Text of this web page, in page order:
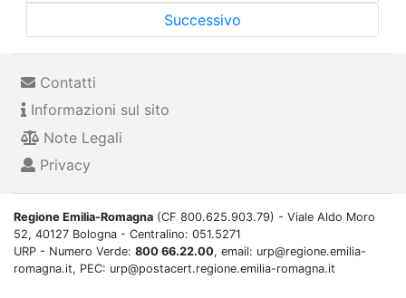
Successivo
Contatti
Informazioni sul sito
Note Legali
Privacy
Regione Emilia-Romagna (CF 800.625.903.79) - Viale Aldo Moro
52, 40127 Bologna - Centralino: 051.5271
URP - Numero Verde: 800 66.22.00, email: urp@regione.emilia-
romagna.it, PEC: urp@postacert.regione.emilia-romagna.it